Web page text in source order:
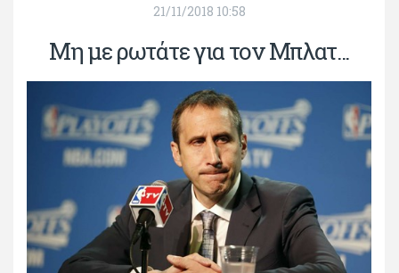
21/11/2018 10:58
Μη με ρωτάτε για τον Μπλατ...